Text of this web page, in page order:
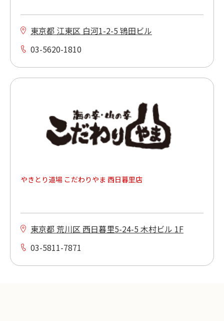
東京都 江東区 白河1-2-5 鴇田ビル
03-5620-1810
やきとり道場 こだわりやま 西日暮里店
東京都 荒川区 西日暮里5-24-5 木村ビル 1F
03-5811-7871